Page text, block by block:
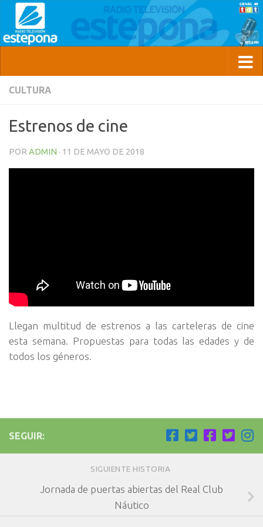
CULTURA
Estrenos de cine
POR ADMIN · 11 DE MAYO DE 2018
Llegan multitud de estrenos a las carteleras de cine
esta semana. Propuestas para todas las edades y de
todos los géneros.
SEGUIR:
SIGUIENTE HISTORIA
Jornada de puertas abiertas del Real Club
Náutico